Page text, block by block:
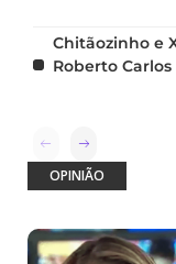
Chitãozinho e
Roberto
OPINIÃO